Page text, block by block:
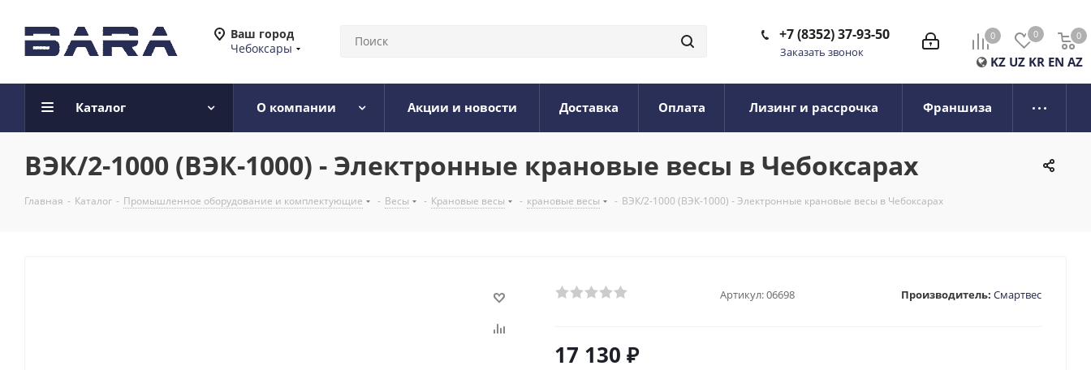
Ваш город
Чебоксары
0 0 0
0
KZ UZ KR EN AZ
+7 (8352) 37-93-50
Заказать звонок
Каталог О компании Акции и новости Доставка Оплата Лизинг и рассрочка Франшиза
ВЭК/2-1000 (ВЭК-1000) - Электронные крановые весы в Чебоксарах
Главная - Каталог - Промышленное оборудование и комплектующие - Весы - Крановые весы - крановые весы - ВЭК/2-1000 (ВЭК-1000) - Электронные крановые весы в Чебоксарах
Артикул:06698 Производитель: Смартвес
17 130 ₽